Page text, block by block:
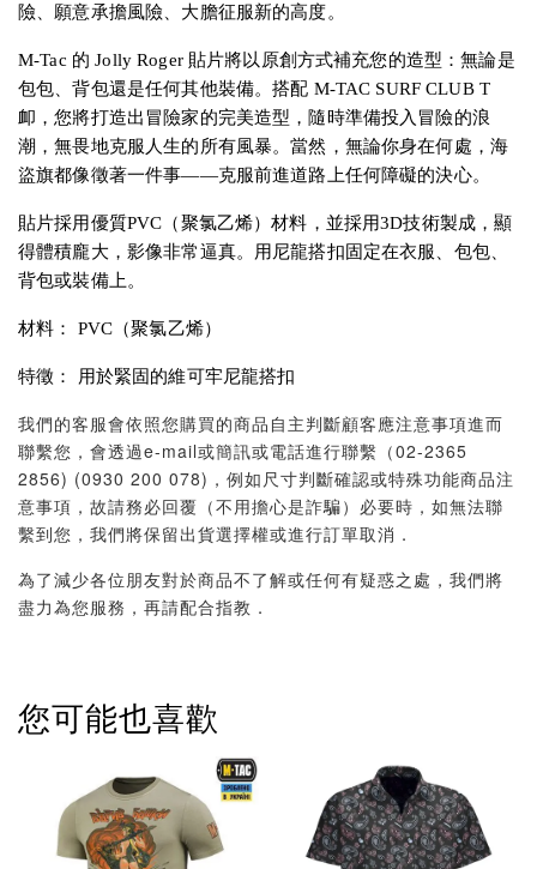
險、願意承擔風險、大膽征服新的高度。
M-Tac 的 Jolly Roger 貼片將以原創方式補充您的造型：無論是
包包、背包還是任何其他裝備。搭配 M-TAC SURF CLUB T
卹，您將打造出冒險家的完美造型，隨時準備投入冒險的浪
潮，無畏地克服人生的所有風暴。當然，無論你身在何處，海
盜旗都像徵著一件事——克服前進道路上任何障礙的決心。
貼片採用優質PVC（聚氯乙烯）材料，並採用3D技術製成，顯
得體積龐大，影像非常逼真。用尼龍搭扣固定在衣服、包包、
背包或裝備上。
材料： PVC（聚氯乙烯）
特徵： 用於緊固的維可牢尼龍搭扣
我們的客服會依照您購買的商品自主判斷顧客應注意事項進而
聯繫您，會透過e-mail或簡訊或電話進行聯繫（02-2365
2856) (0930 200 078)，例如尺寸判斷確認或特殊功能商品注
意事項，故請務必回覆（不用擔心是詐騙）必要時，如無法聯
繫到您，我們將保留出貨選擇權或進行訂單取消．
為了減少各位朋友對於商品不了解或任何有疑惑之處，我們將
盡力為您服務，再請配合指教．
您可能也喜歡